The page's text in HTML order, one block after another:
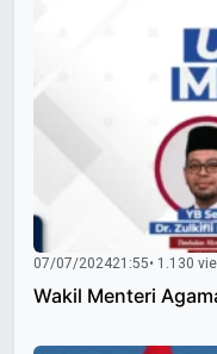
07/07/202421:55• 1.130
Wakil Menteri